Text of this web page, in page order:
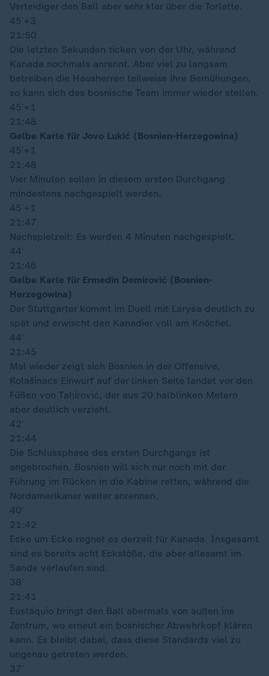
Verteidiger den Ball aber sehr klar über die Torlatte.
45′ +3
21:50
Die letzten Sekunden ticken von der Uhr, während
Kanada nochmals anrennt. Aber viel zu langsam
betreiben die Hausherren teilweise ihre Bemühungen,
so kann sich das bosnische Team immer wieder stellen.
45′ +1
21:48
Gelbe Karte für Jovo Lukić (Bosnien-Herzegowina)
45′ +1
21:48
Vier Minuten sollen in diesem ersten Durchgang
mindestens nachgespielt werden.
45′ +1
21:47
Nachspielzeit: Es werden 4 Minuten nachgespielt.
44′
21:46
Gelbe Karte für Ermedin Demirović (Bosnien-
Herzegowina)
Der Stuttgarter kommt im Duell mit Laryea deutlich zu
spät und erwischt den Kanadier voll am Knöchel.
44′
21:45
Mal wieder zeigt sich Bosnien in der Offensive.
Kolašinacs Einwurf auf der linken Seite landet vor den
Füßen von Tahirović, der aus 20 halblinken Metern
aber deutlich verzieht.
42′
21:44
Die Schlussphase des ersten Durchgangs ist
angebrochen. Bosnien will sich nur noch mit der
Führung im Rücken in die Kabine retten, während die
Nordamerikaner weiter anrennen.
40′
21:42
Ecke um Ecke regnet es derzeit für Kanada. Insgesamt
sind es bereits acht Eckstöße, die aber allesamt im
Sande verlaufen sind.
38′
21:41
Eustáquio bringt den Ball abermals von außen ins
Zentrum, wo erneut ein bosnischer Abwehrkopf klären
kann. Es bleibt dabei, dass diese Standards viel zu
ungenau getreten werden.
37′